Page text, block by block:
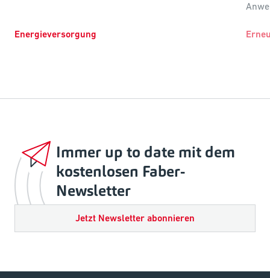
Energieversorgung
Immer up to date mit dem
kostenlosen Faber-
Newsletter
Jetzt Newsletter abonnieren